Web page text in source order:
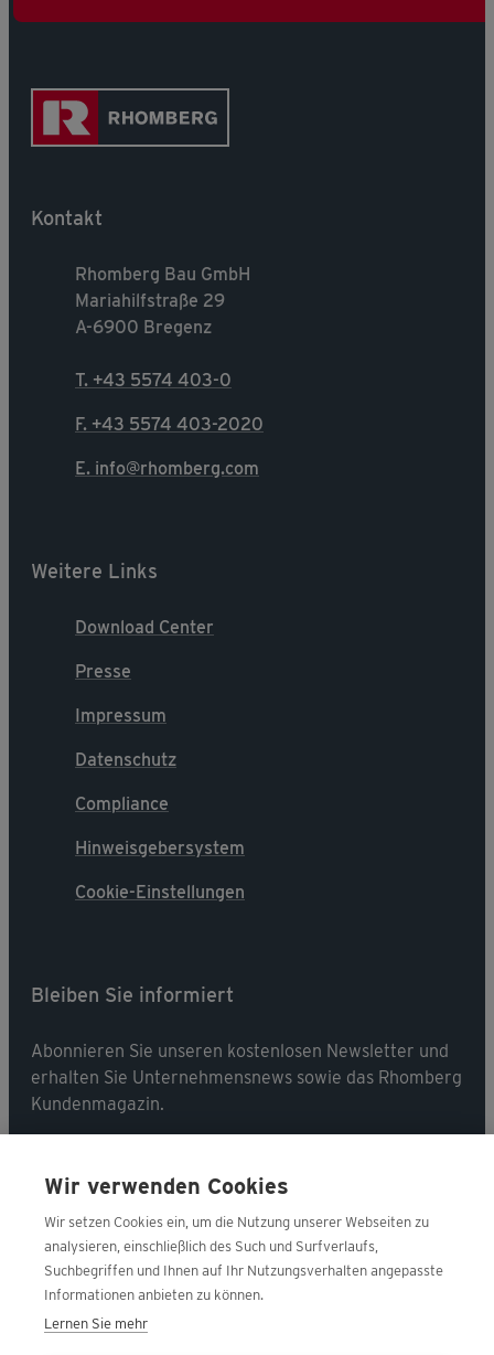
Kontakt
Rhomberg Bau GmbH
Mariahilfstraße 29
A-6900 Bregenz
T. +43 5574 403-0
F. +43 5574 403-2020
E. info@rhomberg.com
Weitere Links
Download Center
Presse
Impressum
Datenschutz
Compliance
Hinweisgebersystem
Cookie-Einstellungen
Bleiben Sie informiert
Abonnieren Sie unseren kostenlosen Newsletter und
erhalten Sie Unternehmensnews sowie das Rhomberg
Kundenmagazin.
Jetzt abonnieren
Folgen Sie uns
Wir verwenden Cookies
Wir setzen Cookies ein, um die Nutzung unserer Webseiten zu
analysieren, einschließlich des Such und Surfverlaufs,
Suchbegriffen und Ihnen auf Ihr Nutzungsverhalten angepasste
Informationen anbieten zu können.
Lernen Sie mehr